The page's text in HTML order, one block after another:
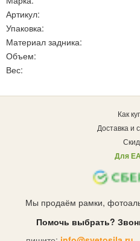
Артикул:
Упаковка:
Материал задника:
Объем:
Вес:
Как
Доставка и
Для
Мы продаём рамки,
Помочь выбрать?